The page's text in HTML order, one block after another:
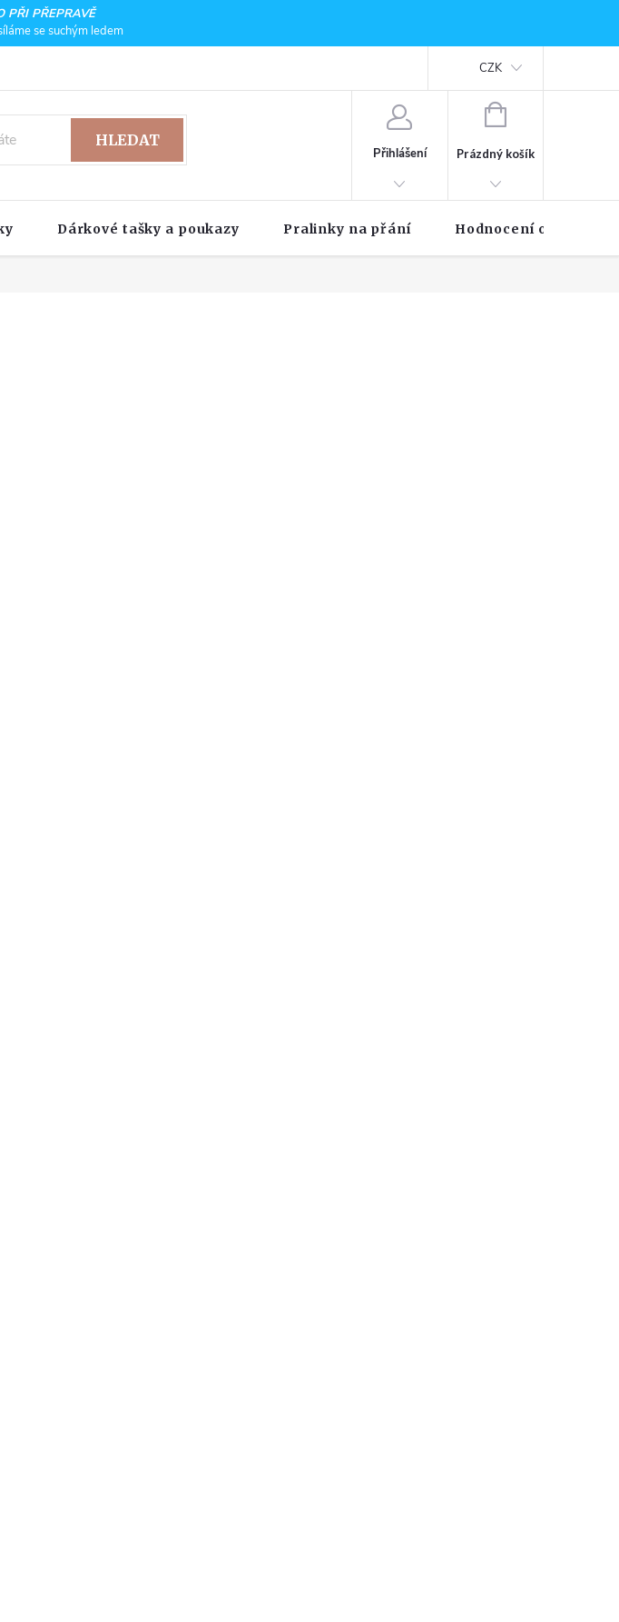
PŘI PŘEPRAVĚ
se suchým ledem
CZK
HLEDAT
Přihlášení
NÁKUPNÍ
Prázdný košík
Dárkové tašky a poukazy Pralinky na přání Hodnocení obchodu